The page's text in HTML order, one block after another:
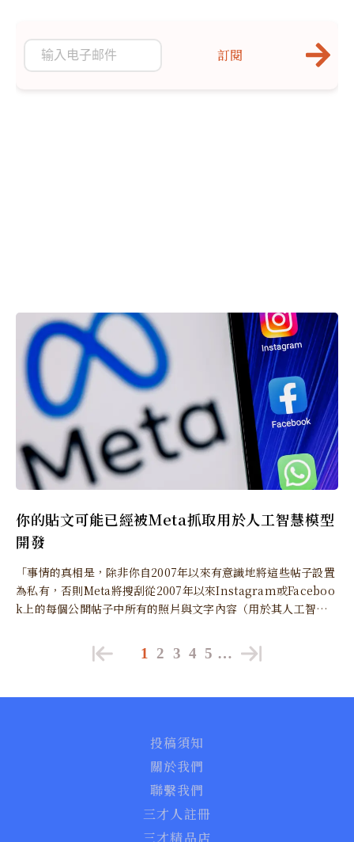
你的貼文可能已經被Meta抓取用於人工智慧模型
開發
「事情的真相是，除非你自2007年以來有意識地將這些帖子設置
為私有，否則Meta將搜刮從2007年以來Instagram或Faceboo
k上的每個公開帖子中所有的照片與文字內容（用於其人工智慧
訂閱
1 2 3 4 5 …
投稿須知
關於我們
聯繫我們
三才人註冊
三才精品店